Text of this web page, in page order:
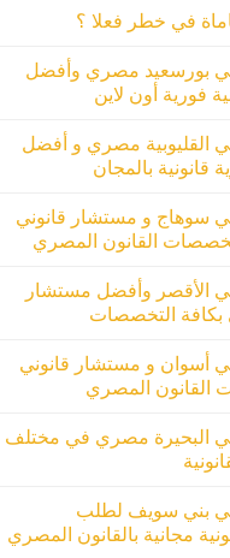
في خطر فعلا ؟
بورسعيد مصري وأفضل
فورية أون لاين
القليوبية مصري و أفضل
قانونية بالمجان
سوهاج و مستشار قانوني
القانون المصري
الأقصر وأفضل مستشار
التخصصات
أسوان و مستشار قانوني
القانون المصري
البحيرة مصري في مختلف
بني سويف لطلب
مجانية بالقانون المصري